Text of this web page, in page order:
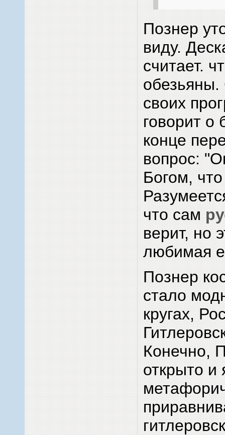
Познер
виду.
считает.
обезьяны.
своих
говорит о
конце
вопрос:
Богом,
что сам
верит, но
любимая
Познер
стало
кругах,
Конечно,
открыто и